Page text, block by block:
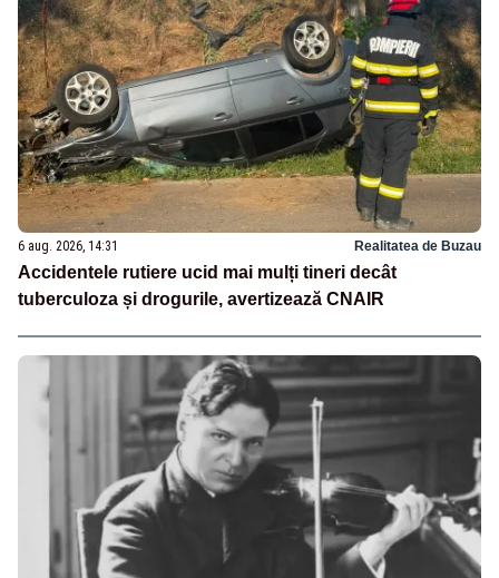
6 aug. 2026, 14:31 Realitatea de Buzau
Accidentele rutiere ucid mai mulți tineri decât
tuberculoza și drogurile, avertizează CNAIR